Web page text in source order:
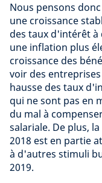
Nous pensons
une croissance
des taux d'intérêt à
une inflation plus
croissance des
voir des
hausse des taux
qui ne sont pas en
du mal à
salariale. De plus,
2018 est en partie
à d'autres stimuli
2019.